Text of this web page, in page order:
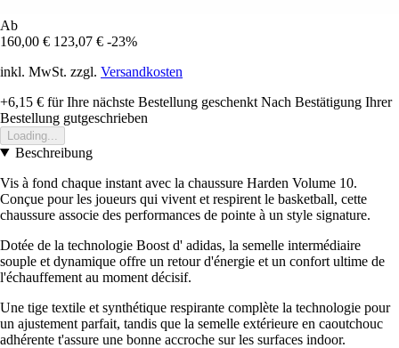
Ab
160,00 € 123,07 € -23%
inkl. MwSt. zzgl. Versandkosten
+6,15 € für Ihre nächste Bestellung geschenkt Nach Bestätigung Ihrer
Bestellung gutgeschrieben
Loading...
Beschreibung
Vis à fond chaque instant avec la chaussure Harden Volume 10.
Conçue pour les joueurs qui vivent et respirent le basketball, cette
chaussure associe des performances de pointe à un style signature.
Dotée de la technologie Boost d' adidas, la semelle intermédiaire
souple et dynamique offre un retour d'énergie et un confort ultime de
l'échauffement au moment décisif.
Une tige textile et synthétique respirante complète la technologie pour
un ajustement parfait, tandis que la semelle extérieure en caoutchouc
adhérente t'assure une bonne accroche sur les surfaces indoor.